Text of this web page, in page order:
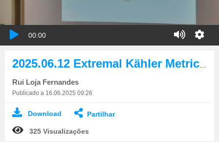
00:00
Rui Loja Fernandes
Publicado a 16.06.2025 09:26
Download Partilhar
325 Visualizações